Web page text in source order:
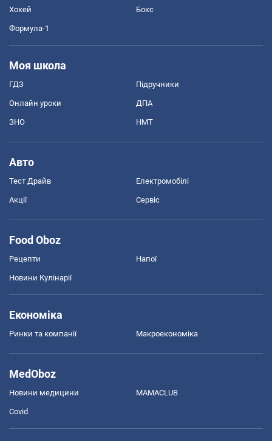
Хокей Бокс
Формула-1
Моя школа
ГДЗ Підручники
Онлайн уроки ДПА
ЗНО НМТ
Авто
Тест Драйв Електромобілі
Акції Сервіс
Food Oboz
Рецепти Напої
Новини Кулінарії
Економіка
Ринки та компанії Макроекономіка
MedOboz
Новини медицини MAMACLUB
Covid